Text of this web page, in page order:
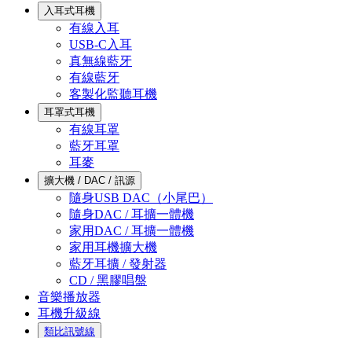
入耳式耳機
有線入耳
USB-C入耳
真無線藍牙
有線藍牙
客製化監聽耳機
耳罩式耳機
有線耳罩
藍牙耳罩
耳麥
擴大機 / DAC / 訊源
隨身USB DAC（小尾巴）
隨身DAC / 耳擴一體機
家用DAC / 耳擴一體機
家用耳機擴大機
藍牙耳擴 / 發射器
CD / 黑膠唱盤
音樂播放器
耳機升級線
類比訊號線